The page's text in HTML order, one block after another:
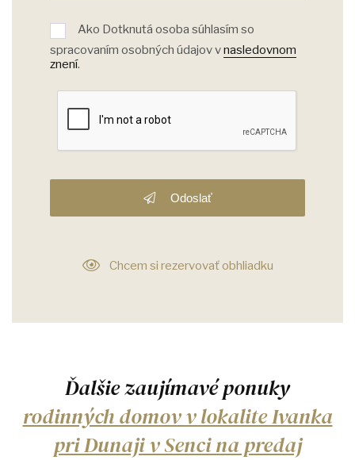
Ako Dotknutá osoba súhlasím so
spracovaním osobných údajov vnasledovnom
znení.
Odoslať
Chcem si rezervovať obhliadku
Ďalšie zaujímavé ponuky
rodinných domov v lokalite Ivanka
pri Dunaji v Senci na predaj